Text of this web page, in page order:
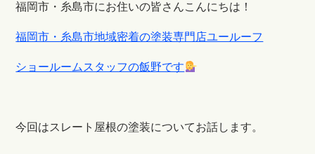
福岡市・糸島市にお住いの皆さんこんにちは！
福岡市・糸島市地域密着の塗装専門店ユールーフ
ショールームスタッフの飯野です
今回はスレート屋根の塗装についてお話します。